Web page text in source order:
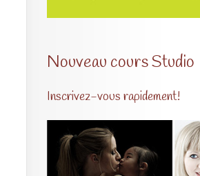
Nouveau cours Studio
Inscrivez-vous rapidement!